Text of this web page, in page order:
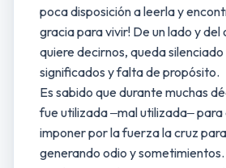
poca disposición a leerla y
gracia para vivir! De un lado y del
quiere decirnos, queda
significados y falta de propósito.
Es sabido que durante muchas
fue utilizada ‒mal utilizada‒
imponer por la fuerza la cruz
generando odio y sometimientos.